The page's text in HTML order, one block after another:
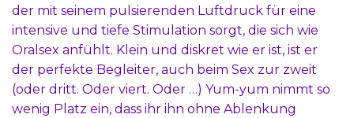
der mit seinem pulsierenden Luftdruck für eine
intensive und tiefe Stimulation sorgt, die sich wie
Oralsex anfühlt. Klein und diskret wie er ist, ist er
der perfekte Begleiter, auch beim Sex zur zweit
(oder dritt. Oder viert. Oder …) Yum-yum nimmt so
wenig Platz ein, dass ihr ihn ohne Ablenkung